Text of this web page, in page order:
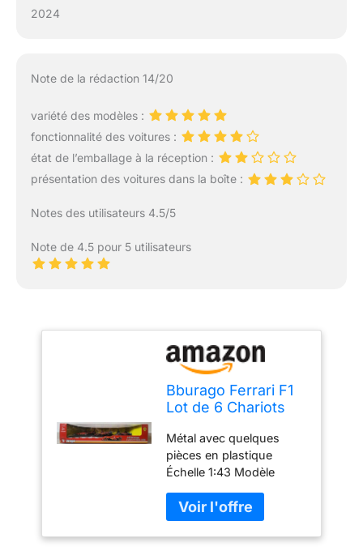
2024
Note de la rédaction 14/20
variété des modèles :
fonctionnalité des voitures :
état de l’emballage à la réception :
présentation des voitures dans la boîte :
Notes des utilisateurs 4.5/5
Note de 4.5 pour 5 utilisateurs
Bburago Ferrari F1
Lot de 6 Chariots
l'échelle 1:43 en
métal - Chariots
Formule 1 - Voitures
de F1 (Ferrari)
Métal avec quelques
pièces en plastique
Échelle 1:43 Modèle
Parfait comme cadeau de
petit ami, cadeau de mari